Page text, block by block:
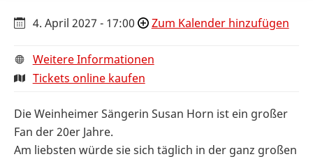
4. April 2027 - 17:00 Zum Kalender hinzufügen
Weitere Informationen
Tickets online kaufen
Die Weinheimer Sängerin Susan Horn ist ein großer
Fan der 20er Jahre.
Am liebsten würde sie sich täglich in der ganz großen